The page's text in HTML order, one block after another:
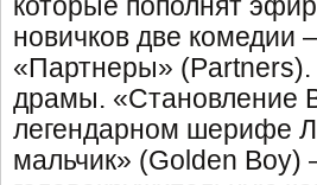
новичков две
«Партнеры»
драмы. «Становление
легендарном шерифе
мальчик» (Golden Boy)